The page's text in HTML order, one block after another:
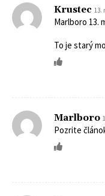
Krustec 13.
Marlboro 13.
To je starý
Marlboro
Pozrite